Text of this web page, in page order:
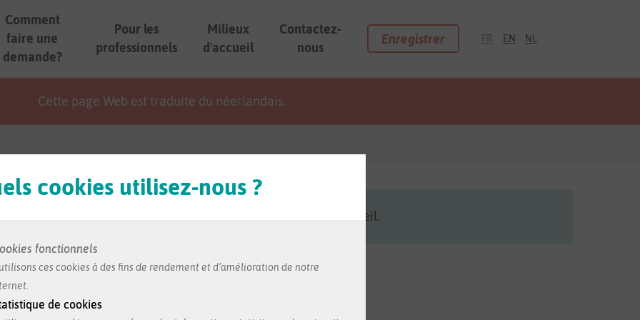
cookies utilisez-nous ?
fonctionnels
ces cookies à des fins de rendement et d’amélioration de notre
de cookies
Comment
faire une
demande?
Pour les
professionnels
Milieux
d'accueil
Contactez-
nous
Enregistrer FR EN NL
Cette page Web est traduite du néerlandais.
dans cette fiche nous est transmise par le milieu d'accueil.